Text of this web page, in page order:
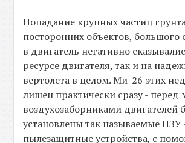
Попадание крупных частиц
посторонних объектов,
в двигатель негативно
ресурсе двигателя, так и на
вертолета в целом. Ми-26 этих
лишен практически сразу -
воздухозаборниками двигателей
установлены так называемые ПЗУ
пылезащитные устройства, с